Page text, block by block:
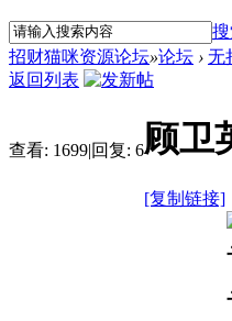
招财猫咪资源论坛»论坛 › 无
返回列表
查看: 1699|回复: 6顾卫
[复制链接]